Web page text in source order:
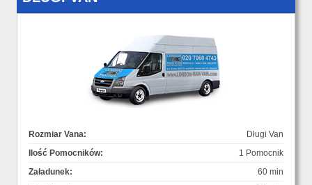
Rozmiar Vana:
Długi Van
Ilość Pomocników:
1 Pomocnik
Załadunek:
60 min